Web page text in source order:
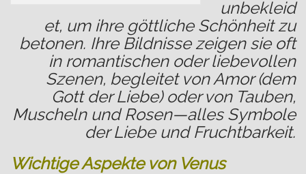
unbekleid
et, um ihre göttliche Schönheit zu
betonen. Ihre Bildnisse zeigen sie oft
in romantischen oder liebevollen
Szenen, begleitet von Amor (dem
Gott der Liebe) oder von Tauben,
Muscheln und Rosen—alles Symbole
der Liebe und Fruchtbarkeit.
Wichtige Aspekte von Venus